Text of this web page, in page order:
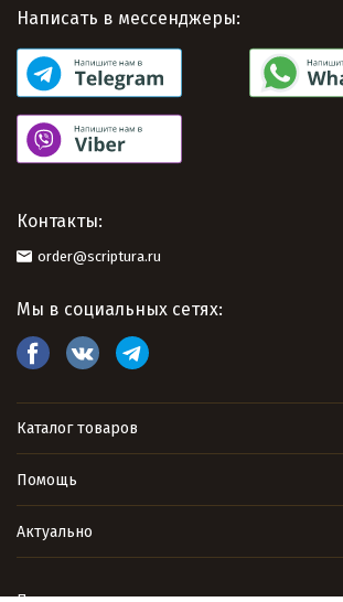
Написать в мессенджеры:
Контакты:
order@scriptura.ru
Мы в социальных сетях:
Каталог товаров
Помощь
Актуально